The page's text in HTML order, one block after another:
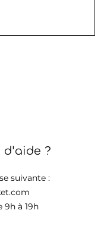
d'aide ?
suivante :
9h à 19h